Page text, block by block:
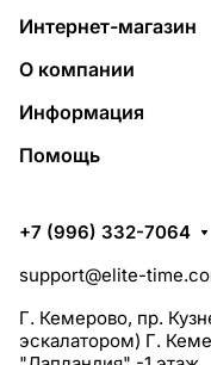
Интернет-магазин
О компании
Информация
Помощь
+7 (996) 332-7064
support@elite-
Г. Кемерово, пр.
эскалатором) Г.